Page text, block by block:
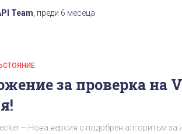
Team , преди 6 месеца
за проверка на
– Нова версия с подобрен алгоритъм за